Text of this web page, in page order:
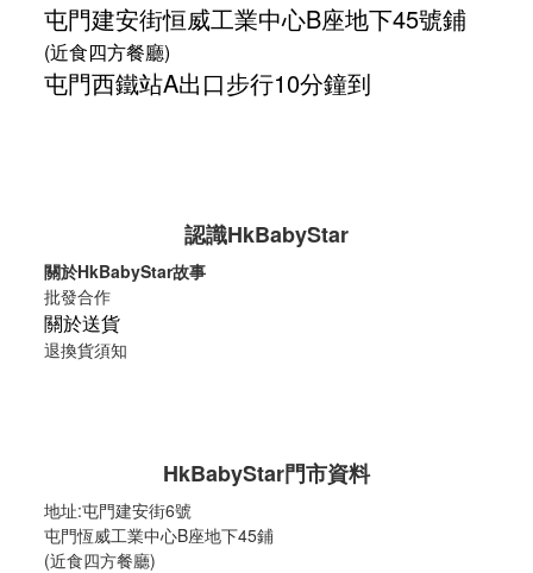
屯門建安街恒威工業中心B座地下45號鋪
(近食四方餐廳)
屯門西鐵站A出口步行10分鐘到
認識HkBabyStar
關於HkBabyStar故事
批發合作
關於送貨
退換貨須知
HkBabyStar門市資料
地址:屯門建安街6號
屯門恆威工業中心B座地下45鋪
(近食四方餐廳)